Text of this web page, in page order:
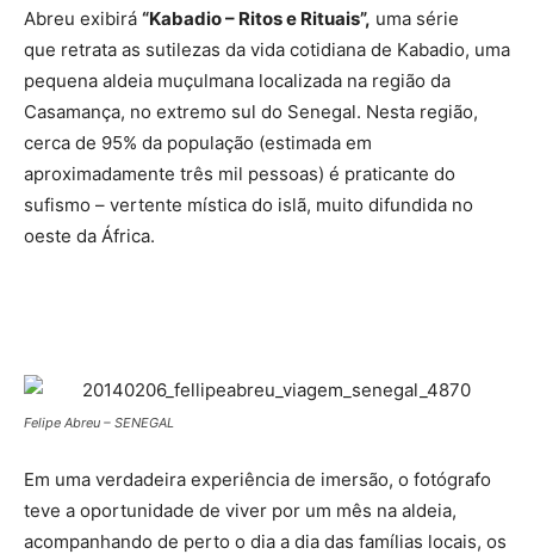
Abreu exibirá “Kabadio – Ritos e Rituais”, uma série
que retrata as sutilezas da vida cotidiana de Kabadio, uma
pequena aldeia muçulmana localizada na região da
Casamança, no extremo sul do Senegal. Nesta região,
cerca de 95% da população (estimada em
aproximadamente três mil pessoas) é praticante do
sufismo – vertente mística do islã, muito difundida no
oeste da África.
Felipe Abreu – SENEGAL
Em uma verdadeira experiência de imersão, o fotógrafo
teve a oportunidade de viver por um mês na aldeia,
acompanhando de perto o dia a dia das famílias locais, os